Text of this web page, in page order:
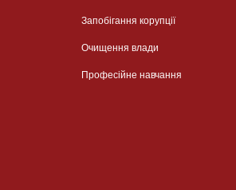
Запобігання корупції
Очищення влади
Професійне навчання